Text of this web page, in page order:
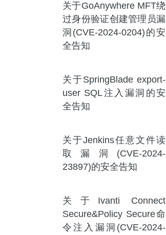
关于GoAnywhere MFT绕
过身份验证创建管理员漏
洞(CVE-2024-0204)的安
全告知
关于SpringBlade export-
user SQL注入漏洞的安
全告知
关于Jenkins任意文件读
取漏洞(CVE-2024-
23897)的安全告知
关于Ivanti Connect
Secure&Policy Secure命
令注入漏洞(CVE-2024-